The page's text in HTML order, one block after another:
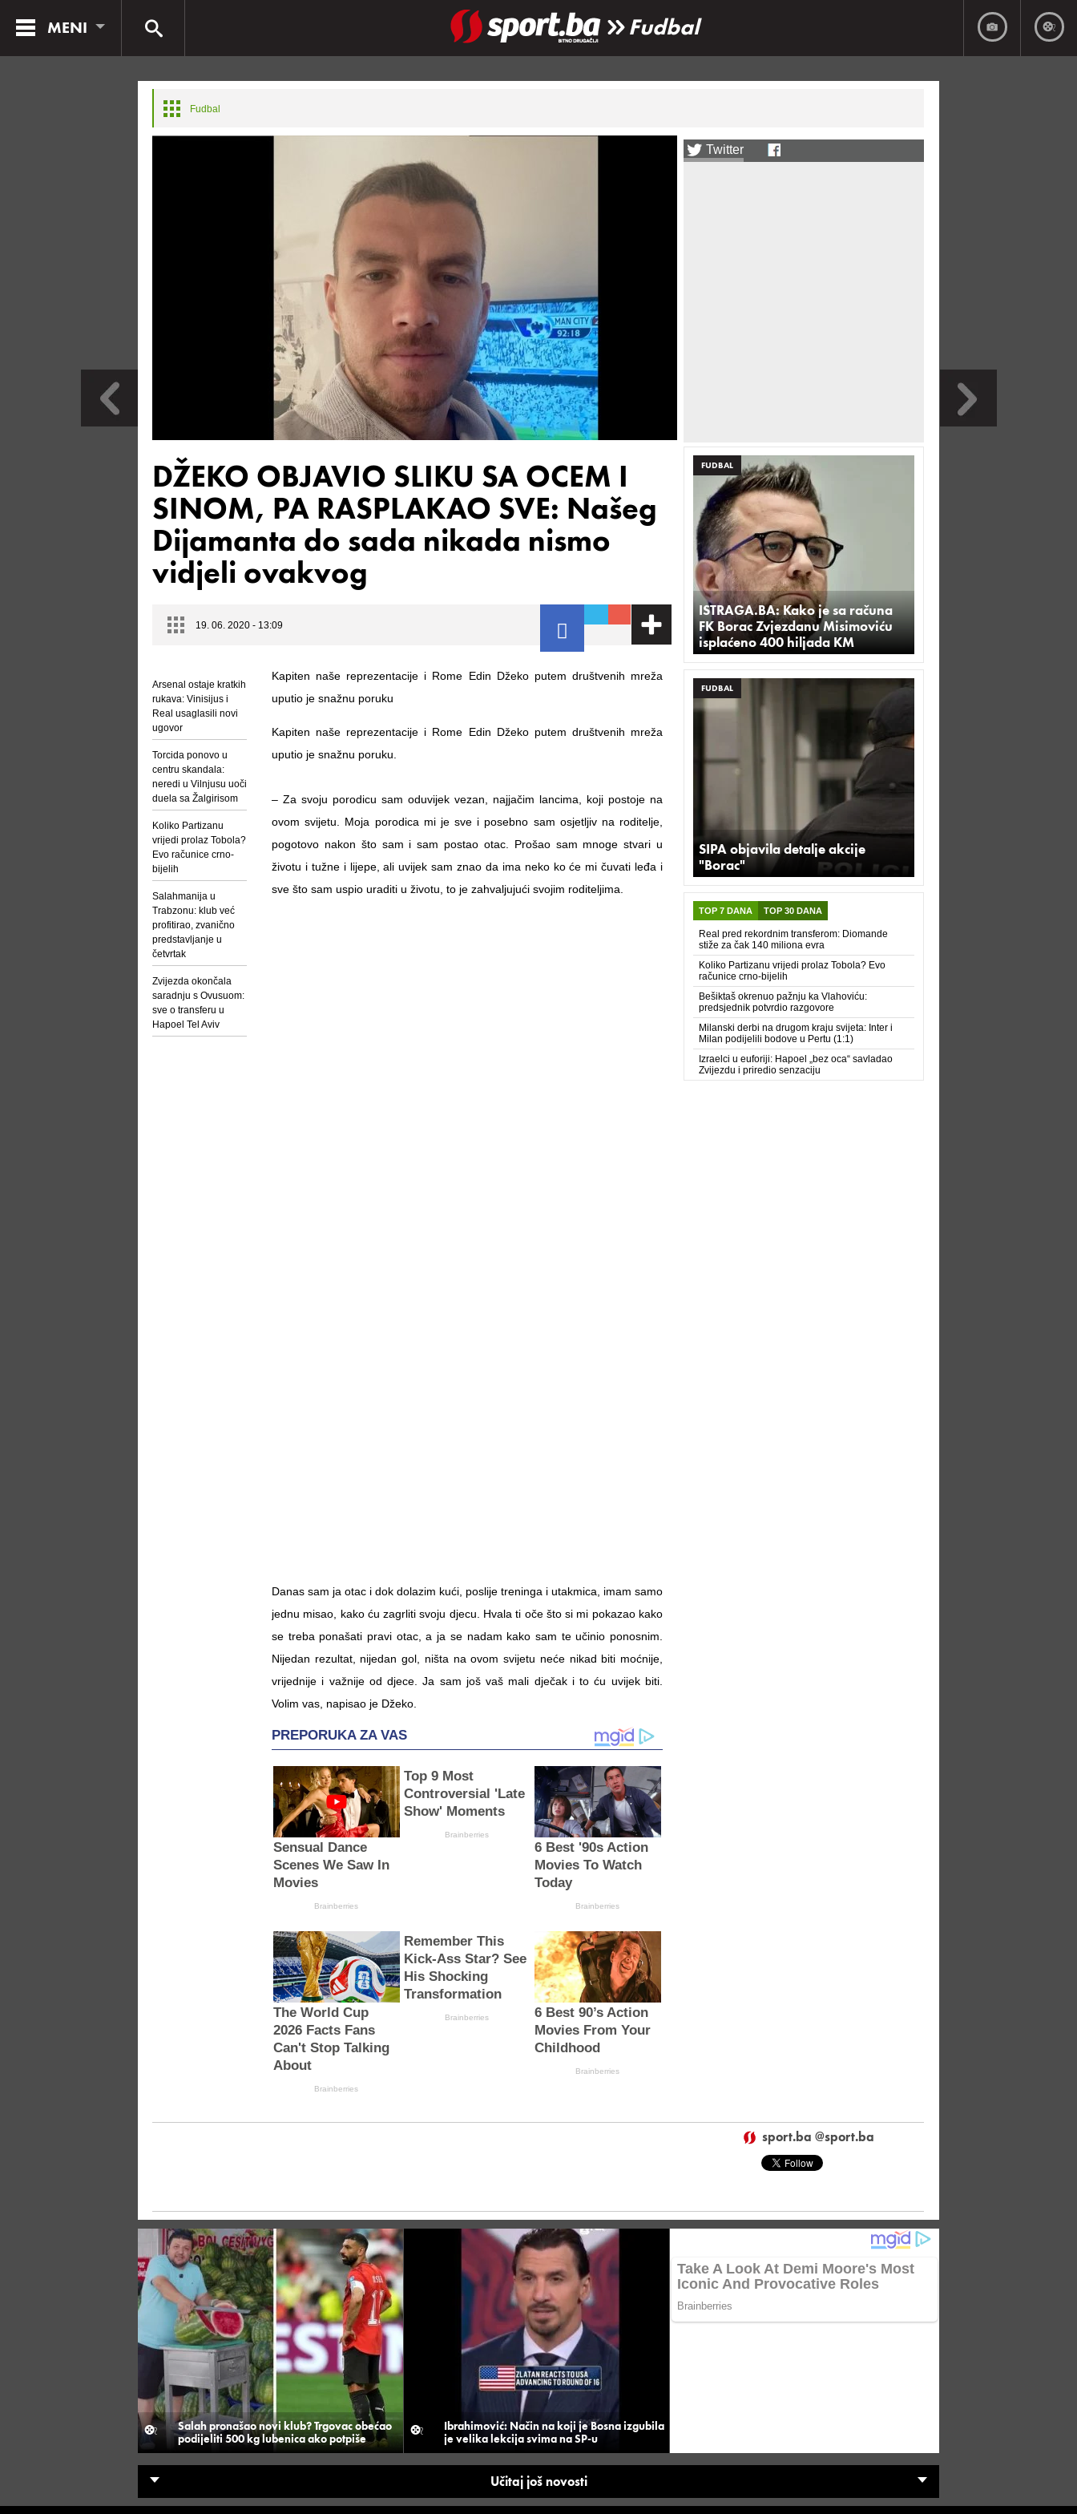
MENI Fudbal
Fudbal
DŽEKO OBJAVIO SLIKU SA OCEM I
SINOM, PA RASPLAKAO SVE: Našeg
Dijamanta do sada nikada nismo
vidjeli ovakvog
19. 06. 2020 - 13:09
Arsenal ostaje kratkih
rukava: Vinisijus i
Real usaglasili novi
ugovor
Torcida ponovo u
centru skandala:
neredi u Vilnjusu uoči
duela sa Žalgirisom
Koliko Partizanu
vrijedi prolaz Tobola?
Evo računice crno-
bijelih
Salahmanija u
Trabzonu: klub već
profitirao, zvanično
predstavljanje u
četvrtak
Zvijezda okončala
saradnju s Ovusuom:
sve o transferu u
Hapoel Tel Aviv
Kapiten naše reprezentacije i Rome Edin Džeko putem društvenih mreža
uputio je snažnu poruku
Kapiten naše reprezentacije i Rome Edin Džeko putem društvenih mreža
uputio je snažnu poruku.
– Za svoju porodicu sam oduvijek vezan, najjačim lancima, koji postoje na
ovom svijetu. Moja porodica mi je sve i posebno sam osjetljiv na roditelje,
pogotovo nakon što sam i sam postao otac. Prošao sam mnoge stvari u
životu i tužne i lijepe, ali uvijek sam znao da ima neko ko će mi čuvati leđa i
sve što sam uspio uraditi u životu, to je zahvaljujući svojim roditeljima.
Danas sam ja otac i dok dolazim kući, poslije treninga i utakmica, imam samo
jednu misao, kako ću zagrliti svoju djecu. Hvala ti oče što si mi pokazao kako
se treba ponašati pravi otac, a ja se nadam kako sam te učinio ponosnim.
Nijedan rezultat, nijedan gol, ništa na ovom svijetu neće nikad biti moćnije,
vrijednije i važnije od djece. Ja sam još vaš mali dječak i to ću uvijek biti.
Volim vas, napisao je Džeko.
Twitter
FUDBAL
ISTRAGA.BA: Kako je sa računa
FK Borac Zvjezdanu Misimoviću
isplaćeno 400 hiljada KM
FUDBAL
SIPA objavila detalje akcije
"Borac"
TOP 7 DANA TOP 30 DANA
Real pred rekordnim transferom: Diomande
stiže za čak 140 miliona evra
Koliko Partizanu vrijedi prolaz Tobola? Evo
računice crno-bijelih
Bešiktaš okrenuo pažnju ka Vlahoviću:
predsjednik potvrdio razgovore
Milanski derbi na drugom kraju svijeta: Inter i
Milan podijelili bodove u Pertu (1:1)
Izraelci u euforiji: Hapoel „bez oca“ savladao
Zvijezdu i priredio senzaciju
sport.ba @sport.ba
Salah pronašao novi klub? Trgovac obećao
podijeliti 500 kg lubenica ako potpiše
Ibrahimović: Način na koji je Bosna izgubila
je velika lekcija svima na SP-u
Učitaj još novosti